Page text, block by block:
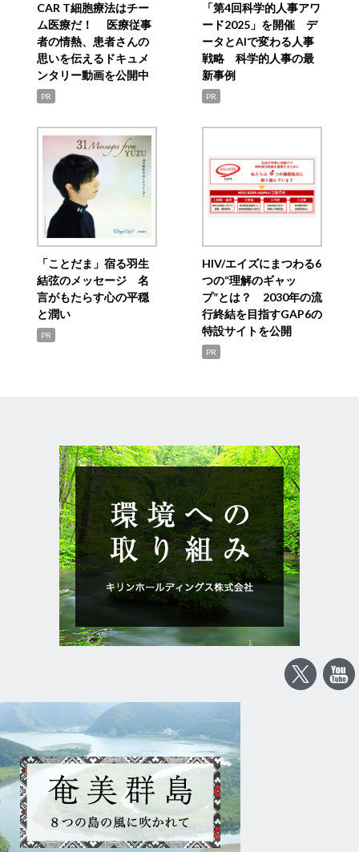
CAR T細胞療法はチー
ム医療だ！ 医療従事
者の情熱、患者さんの
思いを伝えるドキュメ
ンタリー動画を公開中
PR
「第4回科学的人事アワ
ード2025」を開催 デ
ータとAIで変わる人事
戦略 科学的人事の最
新事例
PR
「ことだま」宿る羽生
結弦のメッセージ 名
言がもたらす心の平穏
と潤い
PR
HIV/エイズにまつわる6
つの“理解のギャッ
プ”とは？ 2030年の流
行終結を目指すGAP6の
特設サイトを公開
PR